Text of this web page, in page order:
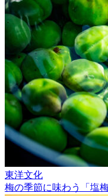
東洋文化
梅の季節に味わう「塩